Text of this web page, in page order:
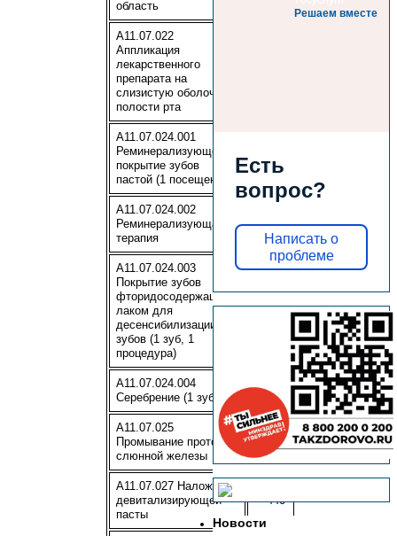
область
A11.07.022
Аппликация
лекарственного
препарата на
слизистую оболочку
полости рта
A11.07.024.001
Реминерализующее
покрытие зубов
пастой (1 посещение)
A11.07.024.002
Реминерализующая
терапия
110
A11.07.024.003
Покрытие зубов
фторидосодержащим
лаком для
десенсибилизации
зубов (1 зуб, 1
процедура)
65
A11.07.024.004
Серебрение (1 зуб)
65
A11.07.025
Промывание протока
слюнной железы
440
A11.07.027 Наложение
девитализирующей
пасты
440
Решаем вместе
Есть
вопрос?
Написать о
проблеме
Новости